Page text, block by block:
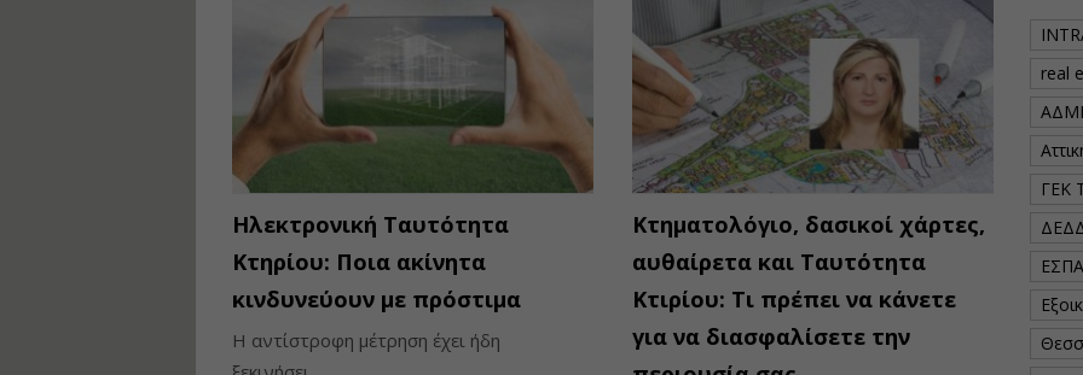
Ηλεκτρονική Ταυτότητα
Κτηρίου: Ποια ακίνητα
κινδυνεύουν με πρόστιμα
Η αντίστροφη μέτρηση έχει ήδη
Κτηματολόγιο, δασικοί χάρτες,
αυθαίρετα και Ταυτότητα
Κτιρίου: Τι πρέπει να κάνετε
για να διασφαλίσετε την
real
ΓΕΚ
ΕΣΠΑ